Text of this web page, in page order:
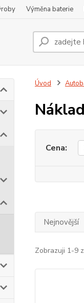
Výměna baterie
Úvod
Cena:
Nejnovější
Zobrazuji 1-9